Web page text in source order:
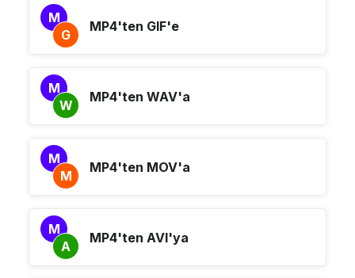
M
G
MP4'ten GIF'e
M
W
MP4'ten WAV'a
M
M
MP4'ten MOV'a
M
A
MP4'ten AVI'ya